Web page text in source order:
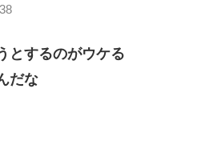
とするのがウケる
だな